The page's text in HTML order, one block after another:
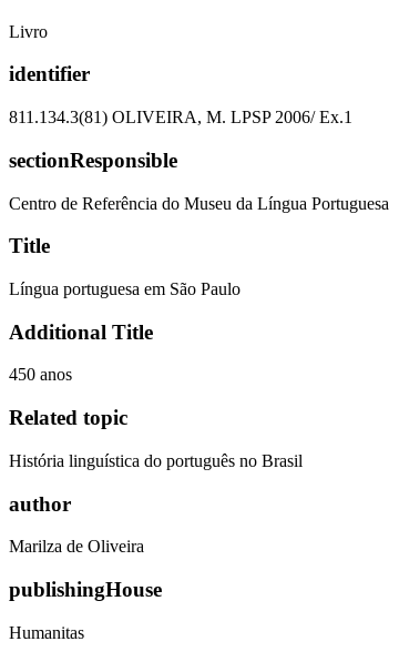
Livro
identifier
811.134.3(81) OLIVEIRA, M. LPSP 2006/ Ex.1
sectionResponsible
Centro de Referência do Museu da Língua Portuguesa
Title
Língua portuguesa em São Paulo
Additional Title
450 anos
Related topic
História linguística do português no Brasil
author
Marilza de Oliveira
publishingHouse
Humanitas